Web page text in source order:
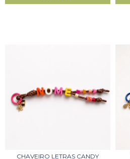
CHAVEIRO LETRAS CANDY